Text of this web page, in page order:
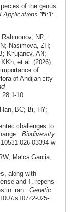
of the genus
Applications 35:1:
NR;
Nasimova, ZH;
Khujanov, AN;
et al. (2026):
of
of Andijan city
10
BC; Bi, HY;
challenges to
Biodiversity
026-03394-w
Malca Garcia,
along with
and T. repens
in Iran.. Genetic
s10722-025-